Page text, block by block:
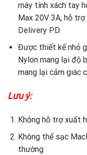
máy tính xách tay
Max 20V 3A, hỗ
Delivery PD.
Được thiết kế nhỏ
Nylon mang lại độ
mang lại cảm giác
Lưu ý:
Không hỗ trợ xuất
Không thể sạc
thường